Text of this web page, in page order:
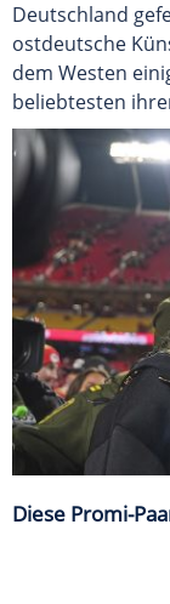
Deutschland
ostdeutsche
dem Westen
beliebtesten
Diese Promi-